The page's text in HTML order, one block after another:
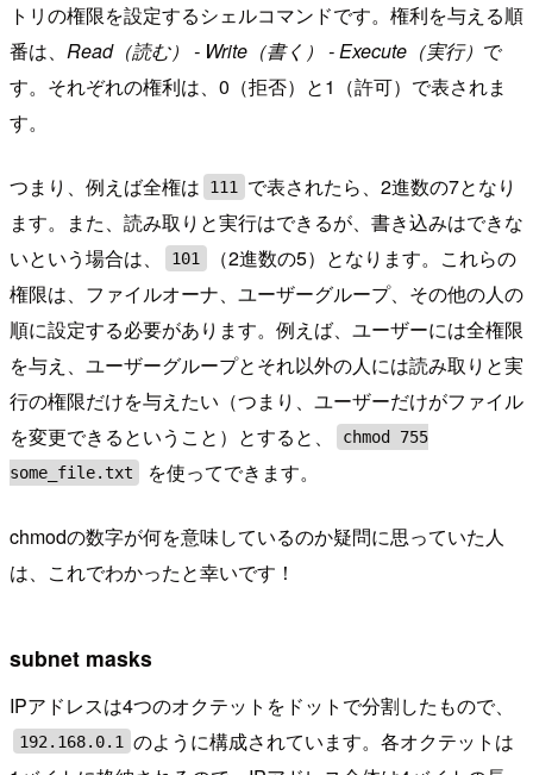
トリの権限を設定するシェルコマンドです。権利を与える順
番は、 Read（読む） - Write（書く） - Execute（実行） で
す。それぞれの権利は、0（拒否）と1（許可）で表されま
す。
つまり、例えば全権は 111
で表されたら、2進数の7となり
ます。また、読み取りと実行はできるが、書き込みはできな
いという場合は、
101
（2進数の5）となります。これらの
権限は、ファイルオーナ、ユーザーグループ、その他の人の
順に設定する必要があります。例えば、ユーザーには全権限
を与え、ユーザーグループとそれ以外の人には読み取りと実
行の権限だけを与えたい（つまり、ユーザーだけがファイル
を変更できるということ）とすると、
chmod 755
some_file.txt
を使ってできます。
chmodの数字が何を意味しているのか疑問に思っていた人
は、これでわかったと幸いです！
subnet masks
IPアドレスは4つのオクテットをドットで分割したもので、
192.168.0.1
のように構成されています。各オクテットは